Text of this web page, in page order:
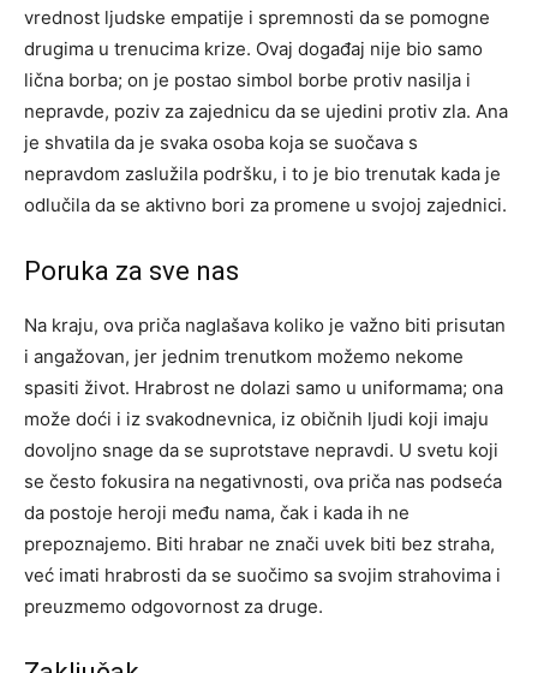
vrednost ljudske empatije i spremnosti da se pomogne
drugima u trenucima krize. Ovaj događaj nije bio samo
lična borba; on je postao simbol borbe protiv nasilja i
nepravde, poziv za zajednicu da se ujedini protiv zla. Ana
je shvatila da je svaka osoba koja se suočava s
nepravdom zaslužila podršku, i to je bio trenutak kada je
odlučila da se aktivno bori za promene u svojoj zajednici.
Poruka za sve nas
Na kraju, ova priča naglašava koliko je važno biti prisutan
i angažovan, jer jednim trenutkom možemo nekome
spasiti život. Hrabrost ne dolazi samo u uniformama; ona
može doći i iz svakodnevnica, iz običnih ljudi koji imaju
dovoljno snage da se suprotstave nepravdi. U svetu koji
se često fokusira na negativnosti, ova priča nas podseća
da postoje heroji među nama, čak i kada ih ne
prepoznajemo. Biti hrabar ne znači uvek biti bez straha,
već imati hrabrosti da se suočimo sa svojim strahovima i
preuzmemo odgovornost za druge.